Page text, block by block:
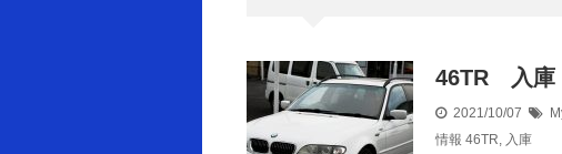
46TR 入庫
2021/10/07
情報 46TR 入庫